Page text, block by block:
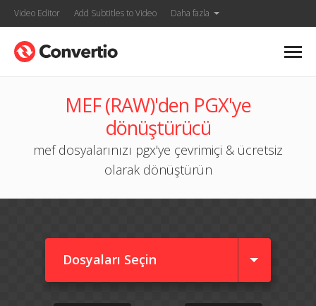
Video Editor Add Subtitles to Video Daha fazla
MEF (RAW)'den PGX'ye
dönüştürücü
mef dosyalarınızı pgx'ye çevrimiçi & ücretsiz
olarak dönüştürün
Dosyaları Seçin